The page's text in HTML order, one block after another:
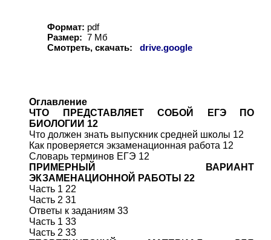
Формат: pdf
Размер: 7 Мб
Смотреть, скачать:
drive.google
Оглавление
ЧТО ПРЕДСТАВЛЯЕТ СОБОЙ ЕГЭ ПО
БИОЛОГИИ 12
Что должен знать выпускник средней школы 12
Как проверяется экзаменационная работа 12
Словарь терминов ЕГЭ 12
ПРИМЕРНЫЙ ВАРИАНТ
ЭКЗАМЕНАЦИОННОЙ РАБОТЫ 22
Часть 1 22
Часть 2 31
Ответы к заданиям 33
Часть 1 33
Часть 2 33